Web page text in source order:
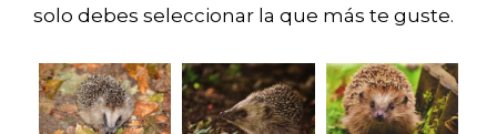
solo debes seleccionar la que más te guste.